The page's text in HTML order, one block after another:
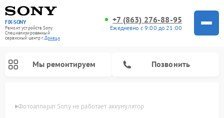
FIX-SONY
Ремонт устройств Sony
Специализированный
cервисный центр г. Донецк
+7 (863) 276-88-95
Ежедневно с 9:00 до 21:00
Мы ремонтируем Позвонить
Фотоаппарат Sony не работает аккумулятор